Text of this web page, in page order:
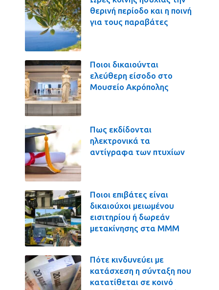
θερινή περίοδο και η ποινή
για τους παραβάτες
Ποιοι δικαιούνται
ελεύθερη είσοδο στο
Μουσείο Ακρόπολης
Πως εκδίδονται
ηλεκτρονικά τα
αντίγραφα των πτυχίων
Ποιοι επιβάτες είναι
δικαιούχοι μειωμένου
εισιτηρίου ή δωρεάν
μετακίνησης στα ΜΜΜ
Πότε κινδυνεύει με
κατάσχεση η σύνταξη που
κατατίθεται σε κοινό